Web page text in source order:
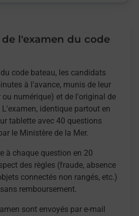
l'examen du code
code bateau, les candidats
à l'avance, munis de leur
numérique) et de l'original de
L'examen, identique partout en
tablette avec 40 questions
le Ministère de la Mer.
à chaque question en 20
des règles (fraude, absence
connectés non rangés, etc.)
remboursement.
sont envoyés par e-mail